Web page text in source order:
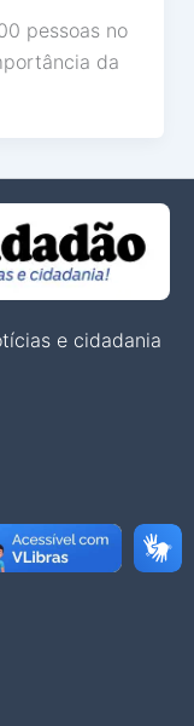
pessoas no
da
e cidadania